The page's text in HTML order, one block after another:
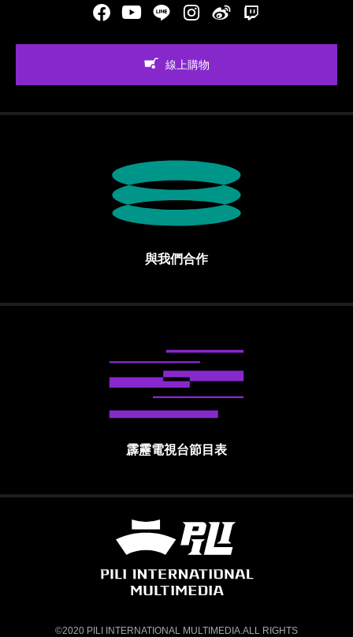
FacebookYoutubeLINE Instgram新浪微博
線上購物
與我們合作
霹靂電視台節目表
霹靂國際多媒體股份有限公司 PILI
©2020 PILI INTERNATIONAL MULTIMEDIA.ALL RIGHTS